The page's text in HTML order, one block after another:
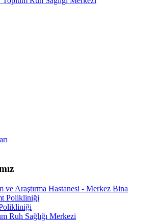
ve Araştırma Hastanesi - Merkez Bina
Polikliniği
Ruh Sağlığı Merkezi